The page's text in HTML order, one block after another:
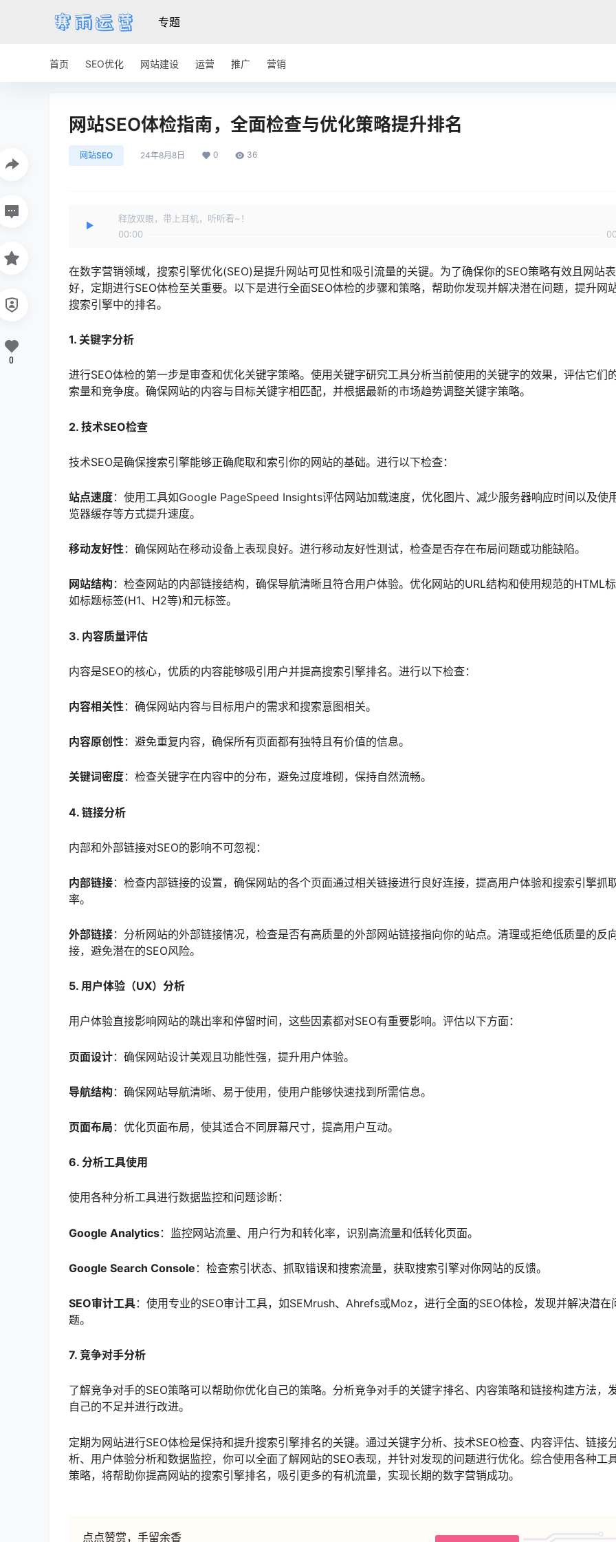
专题
首页 SEO优化 网站建设 运营 推广 营销
网站SEO体检指南，全面检查与优化策略提升排名
网站SEO 24年8月8日 0 36
释放双眼，带上耳机，听听看~！
00:00
在数字营销领域，搜索引擎优化(SEO)是提升网站可见性和吸引流量的关键。为了确保你的SEO策略有效且网站
好，定期进行SEO体检至关重要。以下是进行全面SEO体检的步骤和策略，帮助你发现并解决潜在问题，提升网
搜索引擎中的排名。
1. 关键字分析
进行SEO体检的第一步是审查和优化关键字策略。使用关键字研究工具分析当前使用的关键字的效果，评估它们
索量和竞争度。确保网站的内容与目标关键字相匹配，并根据最新的市场趋势调整关键字策略。
2. 技术SEO检查
技术SEO是确保搜索引擎能够正确爬取和索引你的网站的基础。进行以下检查：
站点速度：使用工具如Google PageSpeed Insights评估网站加载速度，优化图片、减少服务器响应时间以及使
览器缓存等方式提升速度。
移动友好性：确保网站在移动设备上表现良好。进行移动友好性测试，检查是否存在布局问题或功能缺陷。
网站结构：检查网站的内部链接结构，确保导航清晰且符合用户体验。优化网站的URL结构和使用规范的HTML
如标题标签(H1、H2等)和元标签。
3. 内容质量评估
内容是SEO的核心，优质的内容能够吸引用户并提高搜索引擎排名。进行以下检查：
内容相关性 ：确保网站内容与目标用户的需求和搜索意图相关。
内容原创性：避免重复内容，确保所有页面都有独特且有价值的信息。
关键词密度：检查关键字在内容中的分布，避免过度堆砌，保持自然流畅。
4. 链接分析
内部和外部链接对SEO的影响不可忽视：
内部链接：检查内部链接的设置，确保网站的各个页面通过相关链接进行良好连接，提高用户体验和搜索引擎抓
率。
外部链接：分析网站的外部链接情况，检查是否有高质量的外部网站链接指向你的站点。清理或拒绝低质量的反
接，避免潜在的SEO风险。
5. 用户体验（UX）分析
用户体验直接影响网站的跳出率和停留时间，这些因素都对SEO有重要影响。评估以下方面：
页面设计：确保网站设计美观且功能性强，提升用户体验。
导航结构：确保网站导航清晰、易于使用，使用户能够快速找到所需信息。
页面布局 ：优化页面布局，使其适合不同屏幕尺寸，提高用户互动。
6. 分析工具使用
使用各种分析工具进行数据监控和问题诊断：
Google Analytics：监控网站流量、用户行为和转化率，识别高流量和低转化页面。
Google Search Console ：检查索引状态、抓取错误和搜索流量，获取搜索引擎对你网站的反馈。
SEO审计工具：使用专业的SEO审计工具，如SEMrush、Ahrefs或Moz，进行全面的SEO体检，发现并解决潜在
题。
7. 竞争对手分析
了解竞争对手的SEO策略可以帮助你优化自己的策略。分析竞争对手的关键字排名、内容策略和链接构建方法，
自己的不足并进行改进。
定期为网站进行SEO体检是保持和提升搜索引擎排名的关键。通过关键字分析、技术SEO检查、内容评估、链接
析、用户体验分析和数据监控，你可以全面了解网站的SEO表现，并针对发现的问题进行优化。综合使用各种工
策略，将帮助你提高网站的搜索引擎排名，吸引更多的有机流量，实现长期的数字营销成功。
点点赞赏，手留余香
0